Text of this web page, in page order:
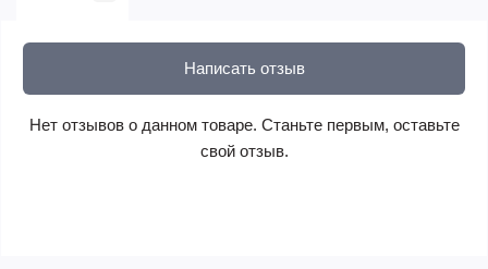
Написать отзыв
Нет отзывов о данном товаре. Станьте первым, оставьте
свой отзыв.